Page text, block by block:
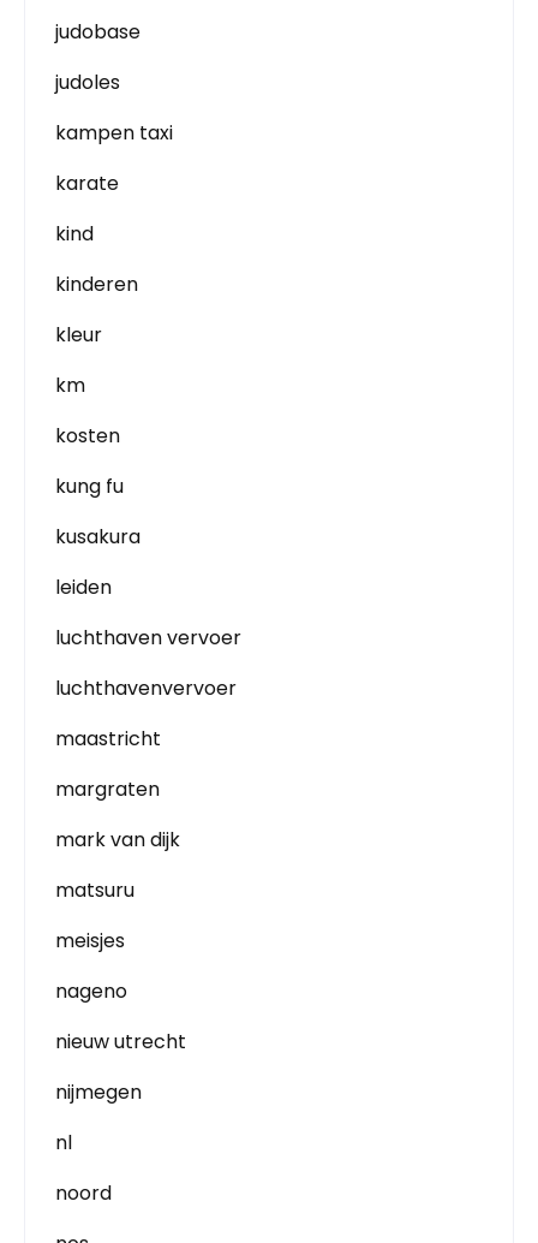
judobase
judoles
kampen taxi
karate
kind
kinderen
kleur
km
kosten
kung fu
kusakura
leiden
luchthaven vervoer
luchthavenvervoer
maastricht
margraten
mark van dijk
matsuru
meisjes
nageno
nieuw utrecht
nijmegen
nl
noord